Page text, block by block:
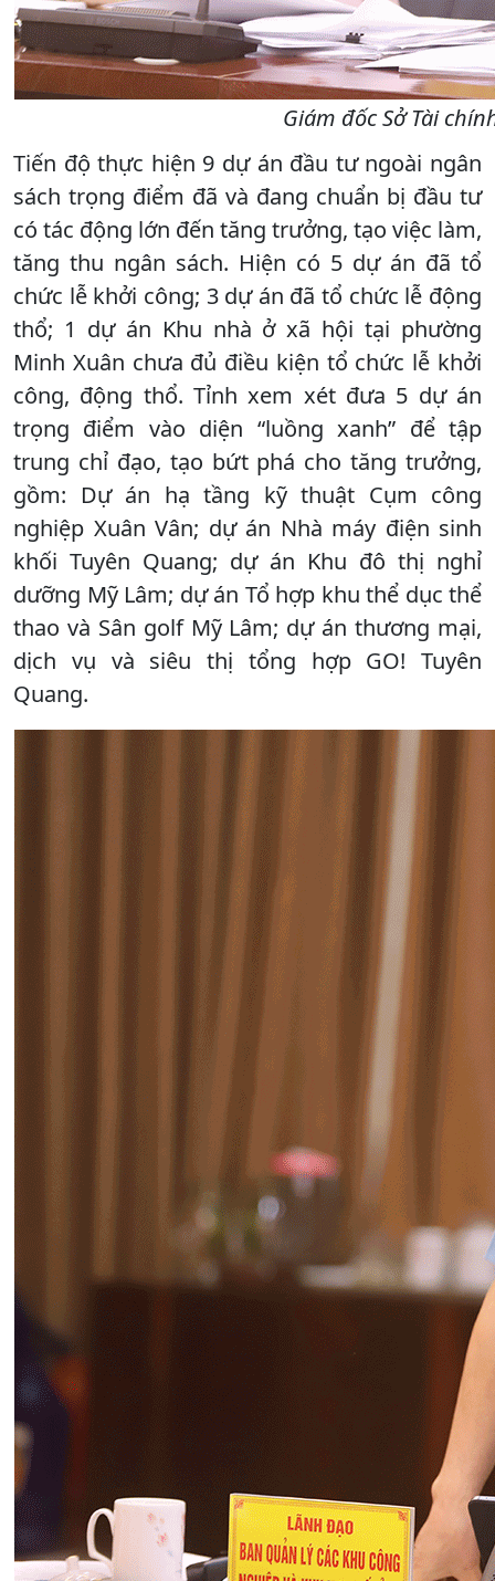
Giám đốc Sở Tài
Tiến độ thực hiện 9 dự án đầu tư ngoài ngân
sách trọng điểm đã và đang chuẩn bị đầu tư
có tác động lớn đến tăng trưởng, tạo việc làm,
tăng thu ngân sách. Hiện có 5 dự án đã tổ
chức lễ khởi công; 3 dự án đã tổ chức lễ động
thổ; 1 dự án Khu nhà ở xã hội tại phường
Minh Xuân chưa đủ điều kiện tổ chức lễ khởi
công, động thổ. Tỉnh xem xét đưa 5 dự án
trọng điểm vào diện “luồng xanh” để tập
trung chỉ đạo, tạo bứt phá cho tăng trưởng,
gồm: Dự án hạ tầng kỹ thuật Cụm công
nghiệp Xuân Vân; dự án Nhà máy điện sinh
khối Tuyên Quang; dự án Khu đô thị nghỉ
dưỡng Mỹ Lâm; dự án Tổ hợp khu thể dục thể
thao và Sân golf Mỹ Lâm; dự án thương mại,
dịch vụ và siêu thị tổng hợp GO! Tuyên
Quang.